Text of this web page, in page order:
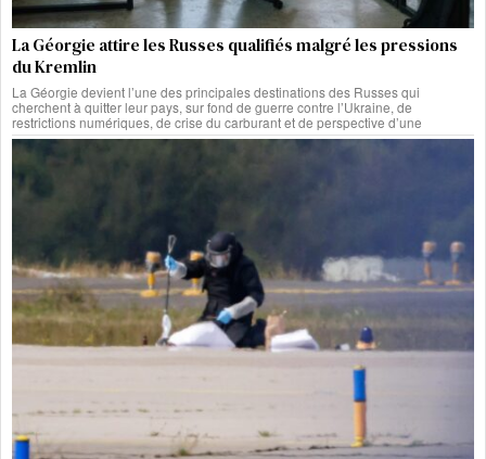
La Géorgie attire les Russes qualifiés malgré les pressions
du Kremlin
La Géorgie devient l’une des principales destinations des Russes qui
cherchent à quitter leur pays, sur fond de guerre contre l’Ukraine, de
restrictions numériques, de crise du carburant et de perspective d’une